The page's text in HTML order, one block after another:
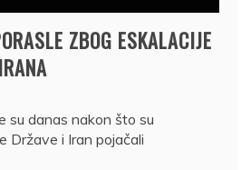
ZBOG ESKALACIJE
su danas nakon što su
Države i Iran pojačali